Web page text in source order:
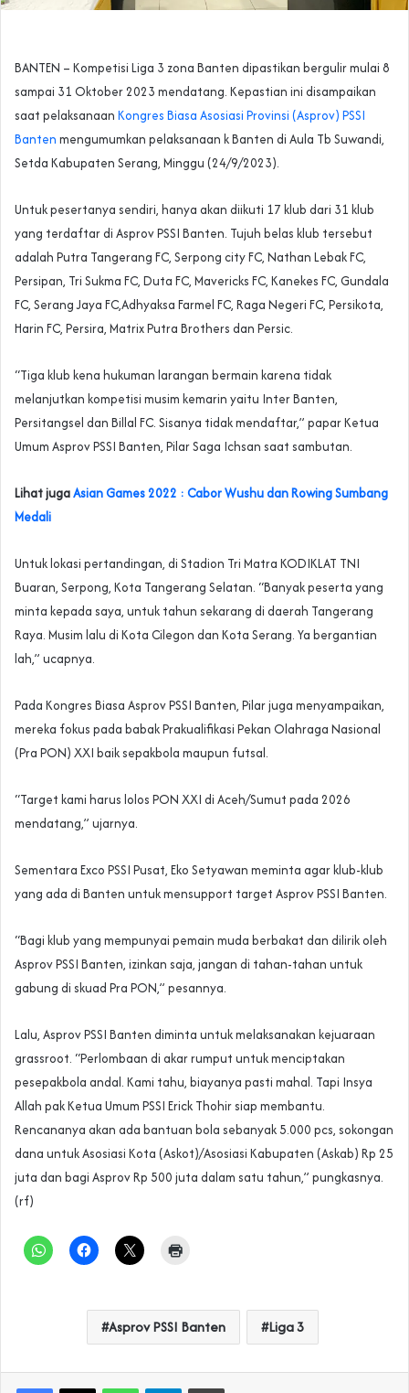
BANTEN – Kompetisi Liga 3 zona Banten dipastikan bergulir mulai 8
sampai 31 Oktober 2023 mendatang. Kepastian ini disampaikan
saat pelaksanaan Kongres Biasa Asosiasi Provinsi (Asprov) PSSI
Banten mengumumkan pelaksanaan k Banten di Aula Tb Suwandi,
Setda Kabupaten Serang, Minggu (24/9/2023).
Untuk pesertanya sendiri, hanya akan diikuti 17 klub dari 31 klub
yang terdaftar di Asprov PSSI Banten. Tujuh belas klub tersebut
adalah Putra Tangerang FC, Serpong city FC, Nathan Lebak FC,
Persipan, Tri Sukma FC, Duta FC, Mavericks FC, Kanekes FC, Gundala
FC, Serang Jaya FC,Adhyaksa Farmel FC, Raga Negeri FC, Persikota,
Harin FC, Persira, Matrix Putra Brothers dan Persic.
“Tiga klub kena hukuman larangan bermain karena tidak
melanjutkan kompetisi musim kemarin yaitu Inter Banten,
Persitangsel dan Billal FC. Sisanya tidak mendaftar,” papar Ketua
Umum Asprov PSSI Banten, Pilar Saga Ichsan saat sambutan.
Lihat jugaAsian Games 2022 : Cabor Wushu dan Rowing Sumbang
Medali
Untuk lokasi pertandingan, di Stadion Tri Matra KODIKLAT TNI
Buaran, Serpong, Kota Tangerang Selatan. “Banyak peserta yang
minta kepada saya, untuk tahun sekarang di daerah Tangerang
Raya. Musim lalu di Kota Cilegon dan Kota Serang. Ya bergantian
lah,” ucapnya.
Pada Kongres Biasa Asprov PSSI Banten, Pilar juga menyampaikan,
mereka fokus pada babak Prakualifikasi Pekan Olahraga Nasional
(Pra PON) XXI baik sepakbola maupun futsal.
“Target kami harus lolos PON XXI di Aceh/Sumut pada 2026
mendatang,” ujarnya.
Sementara Exco PSSI Pusat, Eko Setyawan meminta agar klub-klub
yang ada di Banten untuk mensupport target Asprov PSSI Banten.
“Bagi klub yang mempunyai pemain muda berbakat dan dilirik oleh
Asprov PSSI Banten, izinkan saja, jangan di tahan-tahan untuk
gabung di skuad Pra PON,” pesannya.
Lalu, Asprov PSSI Banten diminta untuk melaksanakan kejuaraan
grassroot. “Perlombaan di akar rumput untuk menciptakan
pesepakbola andal. Kami tahu, biayanya pasti mahal. Tapi Insya
Allah pak Ketua Umum PSSI Erick Thohir siap membantu.
Rencananya akan ada bantuan bola sebanyak 5.000 pcs, sokongan
dana untuk Asosiasi Kota (Askot)/Asosiasi Kabupaten (Askab) Rp 25
juta dan bagi Asprov Rp 500 juta dalam satu tahun,” pungkasnya.
(rf)
Asprov PSSI Banten Liga 3
WhatsAppTelegramPrint